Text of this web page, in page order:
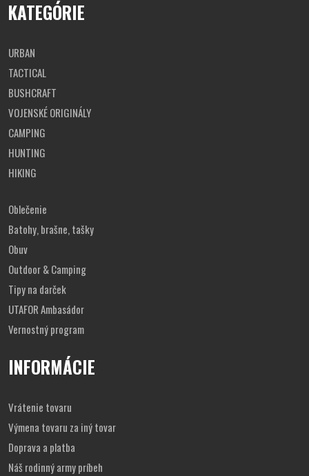
KATEGÓRIE
URBAN
TACTICAL
BUSHCRAFT
VOJENSKÉ ORIGINÁLY
CAMPING
HUNTING
HIKING
Oblečenie
Batohy, brašne, tašky
Obuv
Outdoor & Camping
Tipy na darček
UTAFOR Ambasádor
Vernostný program
INFORMÁCIE
Vrátenie tovaru
Výmena tovaru za iný tovar
Doprava a platba
Náš rodinný army príbeh